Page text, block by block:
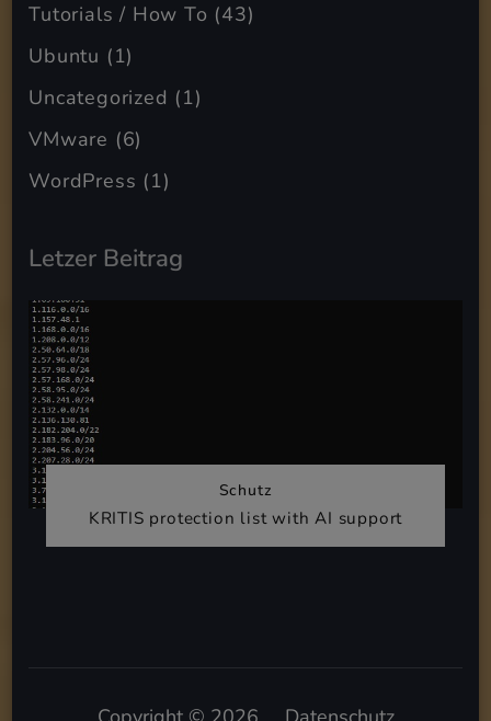
Tutorials / How To (43)
Ubuntu (1)
Uncategorized (1)
VMware (6)
WordPress (1)
Letzer Beitrag
Schutz
KRITIS protection list with AI support